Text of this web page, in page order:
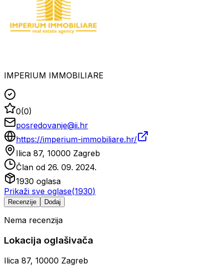
IMPERIUM IMMOBILIARE
0(0)
posredovanje@ii.hr
https://imperium-immobiliare.hr/
Ilica 87, 10000 Zagreb
Član od 26. 09. 2024.
1930 oglasa
Prikaži sve oglase(1930)
Recenzije Dodaj
Nema recenzija
Lokacija oglašivača
Ilica 87, 10000 Zagreb